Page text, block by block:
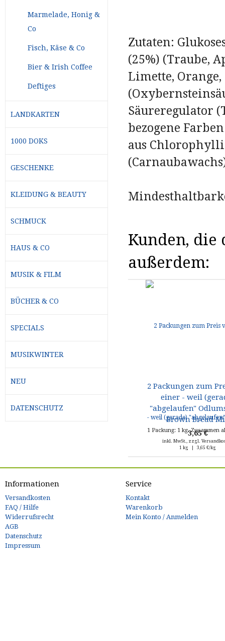
Zutaten:
(25%) (Traube,
Limette,
Säureregulator
bezogene
aus
Kunden, die
außerdem:
2 Packungen zum
einer - weil
"abgelaufen"
Brown Bread
1 Packung: 1 kg. Zusammen
3,65 €
inkl. MwSt., zzgl.
1 kg | 3,65 €/kg
Marmelade, Honig &
Co
Fisch, Käse & Co
Bier & Irish Coffee
Deftiges
LANDKARTEN
1000 DOKS
GESCHENKE
KLEIDUNG & BEAUTY
SCHMUCK
HAUS & CO
MUSIK & FILM
BÜCHER & CO
SPECIALS
MUSIKWINTER
NEU
DATENSCHUTZ
Informationen
Versandkosten
FAQ / Hilfe
Widerrufsrecht
AGB
Datenschutz
Impressum
Service
Kontakt
Warenkorb
Mein Konto / Anmelden